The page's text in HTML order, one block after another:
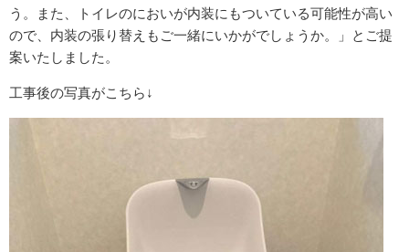
う。また、トイレのにおいが内装にもついている可能性が高い
ので、内装の張り替えもご一緒にいかがでしょうか。」とご提
案いたしました。
工事後の写真がこちら↓